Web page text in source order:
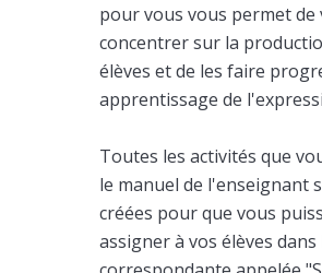
pour vous vous permet de
concentrer sur la
élèves et de les faire
apprentissage de
Toutes les activités que
le manuel de l'enseignant
créées pour que vous
assigner à vos élèves